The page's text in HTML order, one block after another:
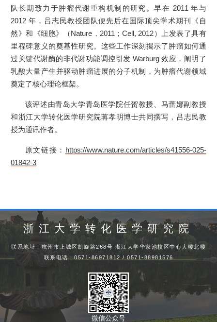
队长期致力于肿瘤代谢重构机制的研究。早在 2011 年与
2012 年，吕志民教授团队便先后在国际顶尖学术期刊《自
然》和《细胞》（Nature，2011；Cell, 2012）上发表了具有
里程碑意义的奠基性研究。这些工作深刻揭示了肿瘤如何通
过关键代谢酶的非代谢功能调控引发 Warburg 效应，阐明了
乳酸大量产生并驱动肿瘤进展的分子机制，为肿瘤代谢领域
奠定了核心理论框架。
该评述由青岛大学青岛医学院任贺教授、马蕾娜副教授
和浙江大学转化医学研究院蒋孝明博士共同撰写，吕志民教
授为通讯作者。
原文链接：
https://www.nature.com/articles/s41556-025-
01842-3
浙江大学转化医学研究院
联系地址：杭州市上城区凯旋路268号 浙江大学华家池校区中心大楼北楼
联系电话：0571-86971812 / 0571-88981576
微信公众号